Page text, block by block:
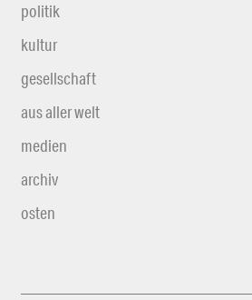
politik
kultur
gesellschaft
aus aller welt
medien
archiv
osten